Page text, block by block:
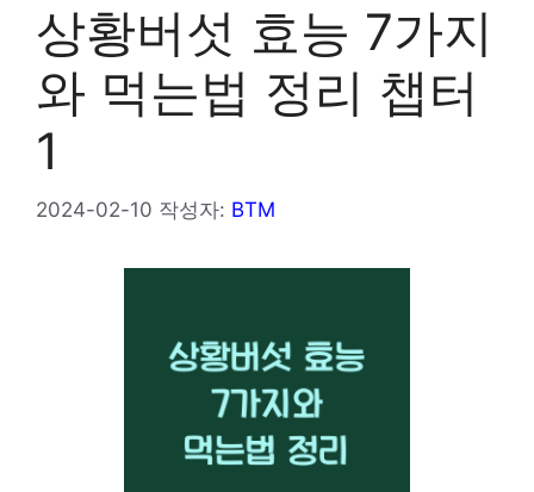
상황버섯 효능 7가지
와 먹는법 정리 챕터
1
2024-02-10 작성자: BTM